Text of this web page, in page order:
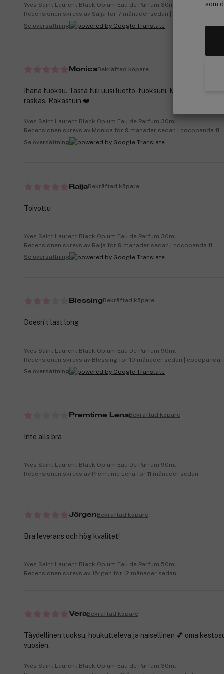
som
Yves Saint Laurent Black Opium Eau de Parfum 30ml
Recensionen skrevs av Saija för 7 månader sedan | cocopanda.fi
Se översättning
MonicaBekräftad köpare
Ihana tuoksu. Tästä tuli uusi luotto-tuoksuni. Mausteinen
raskas. Rakastuin ❤️
Yves Saint Laurent Black Opium Eau de Parfum 30ml
Recensionen skrevs av Monica för 9 månader sedan | cocopanda.fi
Se översättning
RaijaBekräftad köpare
Toivottu
Yves Saint Laurent Black Opium Eau de Parfum 30ml
Recensionen skrevs av Raija för 9 månader sedan | cocopanda.fi
Se översättning
BlessingBekräftad köpare
Doesn’t last long
Yves Saint Laurent Black Opium Eau De Parfum 90ml
Recensionen skrevs av Blessing för 10 månader sedan |
Se översättning
Premtime LenaBekräftad köpare
Inte alls bra
Yves Saint Laurent Black Opium Eau De Parfum 90ml
Recensionen skrevs av Premtime Lena för 11 månader sedan
JörgenBekräftad köpare
Bra leverans och hög kvalitet!
Yves Saint Laurent Black Opium Eau de Parfum 50ml
Recensionen skrevs av Jörgen för 12 månader sedan
VeraBekräftad köpare
Täydellinen tuoksu, houkutteleva ja naisellinen 💕 oma
vuosien.
Yves Saint Laurent Black Opium Eau de Parfum 30ml